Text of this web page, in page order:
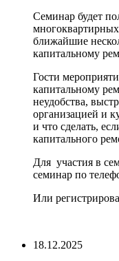
Семинар будет
ближайшие
капитальному
Гости
капитальному
неудобства,
организацией и
и что сделать,
капитального
Для участия в
семинар по
Или
18.12.2025